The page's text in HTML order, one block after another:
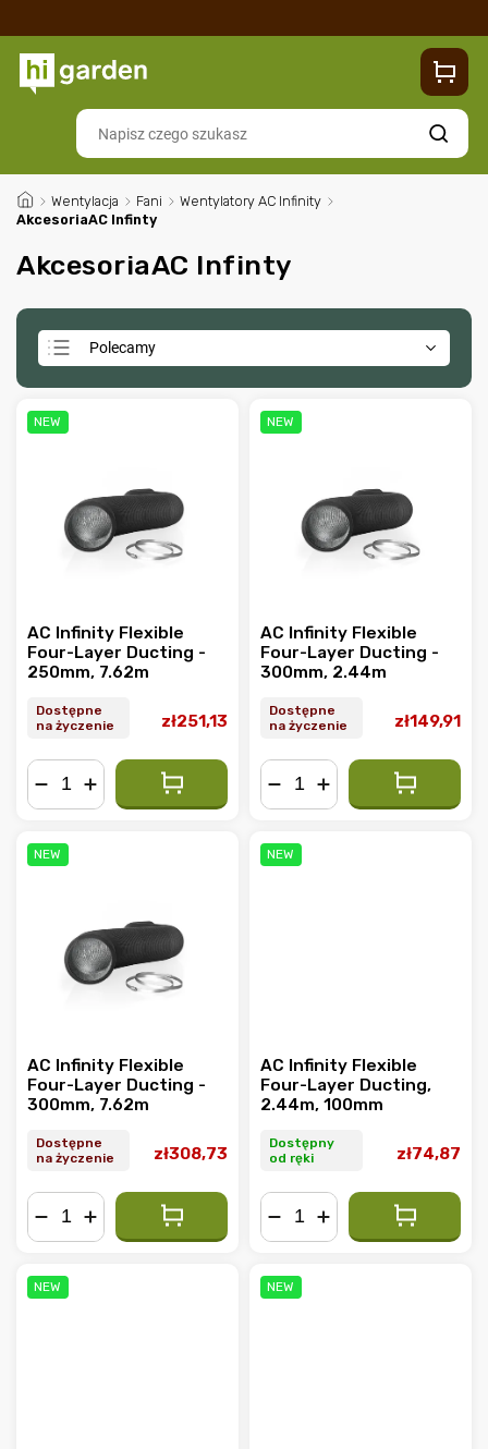
Contacts
Szukaj
/ Wentylacja / Fani / Wentylatory AC Infinity /
AkcesoriaAC Infinty
AkcesoriaAC Infinty
Polecamy
Alfabetycznie
NEW
AC Infinity Flexible
Four-Layer Ducting -
250mm, 7.62m
Dostępne
na życzenie
zł251,13
NEW
AC Infinity Flexible
Four-Layer Ducting -
300mm, 2.44m
Dostępne
na życzenie
zł149,91
NEW
AC Infinity Flexible
Four-Layer Ducting -
300mm, 7.62m
Dostępne
na życzenie
zł308,73
NEW
AC Infinity Flexible
Four-Layer Ducting,
2.44m, 100mm
Dostępny
od ręki
zł74,87
NEW NEW